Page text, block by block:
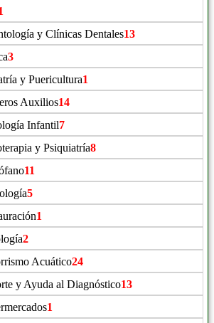
y Clínicas Dentales13
3
y Puericultura1
Auxilios14
Infantil7
y Psiquiatría8
11
5
1
2
Acuático24
y Ayuda al Diagnóstico13
1